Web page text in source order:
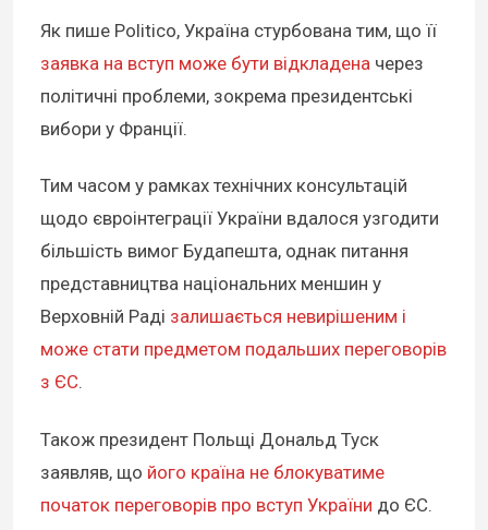
Як пише Politico, Україна стурбована тим, що її
заявка на вступ може бути відкладена через
політичні проблеми, зокрема президентські
вибори у Франції.
Тим часом у рамках технічних консультацій
щодо євроінтеграції України вдалося узгодити
більшість вимог Будапешта, однак питання
представництва національних меншин у
Верховній Раді залишається невирішеним і
може стати предметом подальших переговорів
з ЄС.
Також президент Польщі Дональд Туск
заявляв, що його країна не блокуватиме
початок переговорів про вступ України до ЄС.